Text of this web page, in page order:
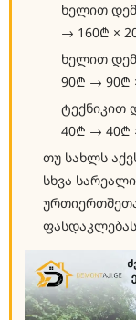
ხელით
→ 160₾ ×
ხელით
90₾ → 90₾
ტექნიკით
40₾ → 40₾
თუ სახლს
სხვა